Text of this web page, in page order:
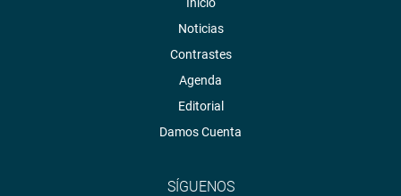
Noticias
Contrastes
Agenda
Editorial
Damos Cuenta
SÍGUENOS